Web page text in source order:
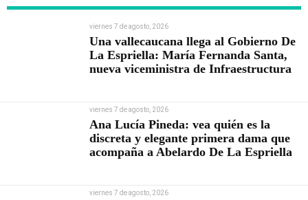
viernes 7 de agosto, 2026
Una vallecaucana llega al Gobierno De
La Espriella: María Fernanda Santa,
nueva viceministra de Infraestructura
viernes 7 de agosto, 2026
Ana Lucía Pineda: vea quién es la
discreta y elegante primera dama que
acompaña a Abelardo De La Espriella
viernes 7 de agosto, 2026